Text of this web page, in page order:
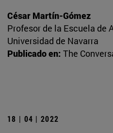
César Martín-Gómez
Profesor de la Escuela de
Universidad de Navarra
Publicado en: The
18 | 04 | 2022